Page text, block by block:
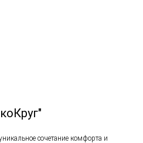
сочетание комфорта и